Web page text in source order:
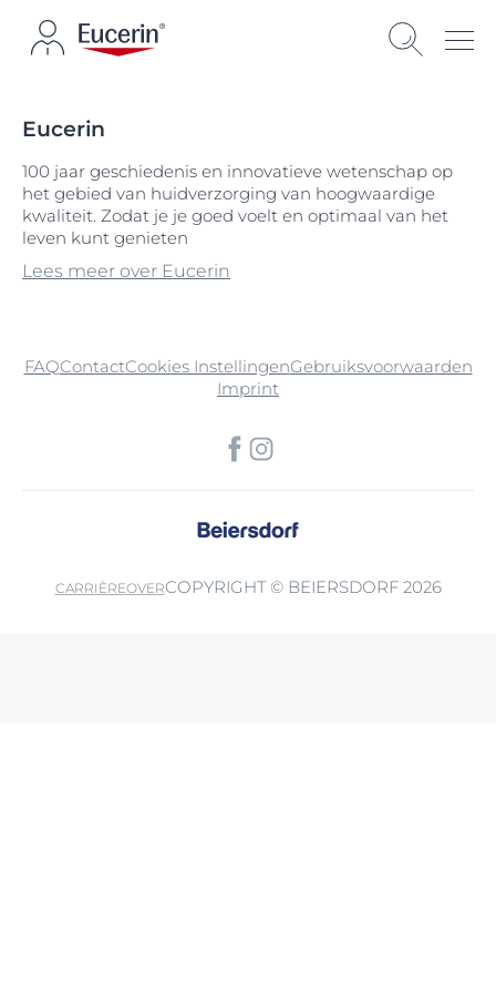
Eucerin
100 jaar geschiedenis en innovatieve wetenschap op
het gebied van huidverzorging van hoogwaardige
kwaliteit. Zodat je je goed voelt en optimaal van het
leven kunt genieten
Lees meer over Eucerin
FAQContactCookies InstellingenGebruiksvoorwaarden
Imprint
CARRIÈREOVERCOPYRIGHT © BEIERSDORF 2026